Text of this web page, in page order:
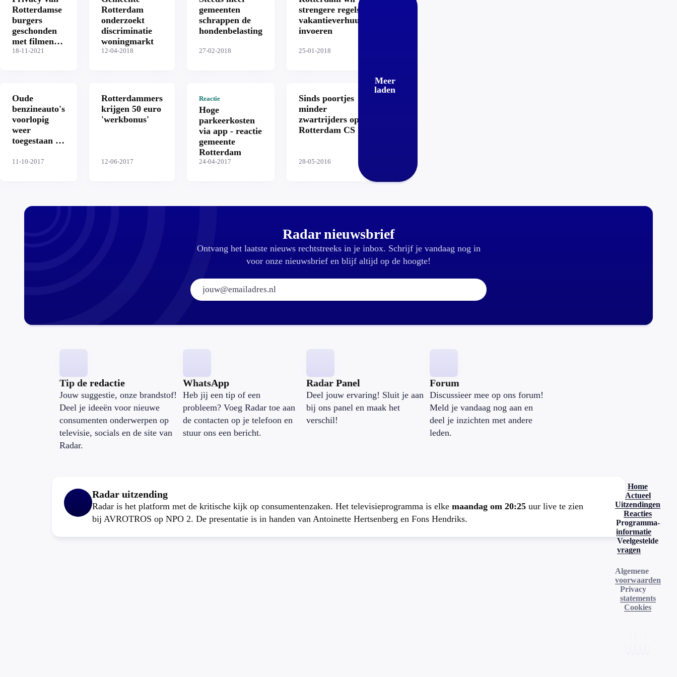
Rotterdamse
burgers
geschonden
met filmende
auto's
18-11-2021
Rotterdam
onderzoekt
discriminatie
woningmarkt
12-04-2018
gemeenten
schrappen de
hondenbelasting
27-02-2018
strengere regels
vakantieverhuur
invoeren
25-01-2018
Oude
benzineauto's
voorlopig
weer
toegestaan in
milieuzone
11-10-2017
Rotterdammers
krijgen 50 euro
'werkbonus'
12-06-2017
Reactie
Hoge
parkeerkosten
via app - reactie
gemeente
Rotterdam
24-04-2017
Sinds poortjes
minder
zwartrijders op
Rotterdam CS
28-05-2016
Meer
laden
Radar nieuwsbrief
Ontvang het laatste nieuws rechtstreeks in je inbox. Schrijf je vandaag nog in
voor onze nieuwsbrief en blijf altijd op de hoogte!
E-mailadres:
Tip de redactie
Jouw suggestie, onze brandstof!
Deel je ideeën voor nieuwe
consumenten onderwerpen op
televisie, socials en de site van
Radar.
WhatsApp
Heb jij een tip of een
probleem? Voeg Radar toe aan
de contacten op je telefoon en
stuur ons een bericht.
Radar Panel
Deel jouw ervaring! Sluit je aan
bij ons panel en maak het
verschil!
Forum
Discussieer mee op ons forum!
Meld je vandaag nog aan en
deel je inzichten met andere
leden.
Radar uitzending
Radar is het platform met de kritische kijk op consumentenzaken. Het televisieprogramma is elke maandag om 20:25 uur live te zien
bij AVROTROS op NPO 2. De presentatie is in handen van Antoinette Hertsenberg en Fons Hendriks.
Home
Actueel
Uitzendingen
Reacties
Programma-
informatie
Veelgestelde
vragen
Algemene
voorwaarden
Privacy
statements
Cookies